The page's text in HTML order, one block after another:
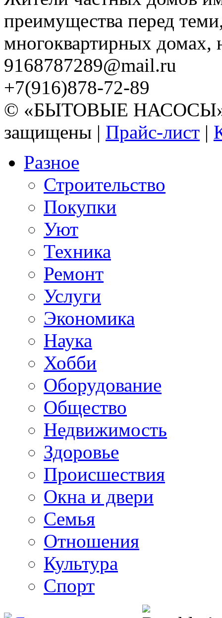
преимущества перед
многоквартирных домах,
9168787289@mail.ru
+7(916)878-72-89
© «БЫТОВЫЕ НАСОСЫ»
защищены | Прайс-лист |
Разное
Строительство
Покупки
Уют
Техника
Ремонт
Услуги
Экономика
Наука
Хобби
Оборудование
Общество
Недвижимость
Здоровье
Происшествия
Окна и двери
Семья
Отношения
Культура
Спорт